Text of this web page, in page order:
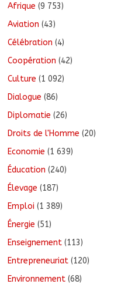
Afrique (9 753)
Aviation (43)
Célébration (4)
Coopération (42)
Culture (1 092)
Dialogue (86)
Diplomatie (26)
Droits de l'Homme (20)
Economie (1 639)
Éducation (240)
Élevage (187)
Emploi (1 389)
Énergie (51)
Enseignement (113)
Entrepreneuriat (120)
Environnement (68)